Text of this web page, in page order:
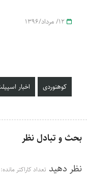
کوهنوردی اخبار
بحث و تبادل نظر
نظر دهید تعداد کاراکتر مانده: